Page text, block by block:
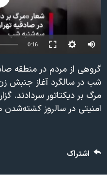
فرهنگ و زندگی
حقوق شهروندی
اقتصادی
اسرائیل در جنگ
گالری عکس
آرشیو پخش زنده
انتخابات ریاست جمهوری آمریکا
حمله جمهوری اسلامی به
ورزش زنان در ایران
اعتراضات زن، زندگی، آزادی
مجموعه مستندهای دادخواهی
دادگاه حمید نوری
زبانهای مختلف
Auto
240p
0:16
360p
480p
720p
گروهی از مردم در منطقه
شب در سالگرد آغاز جنبش
مرگ بر دیکتاتور سردادند.
امنیتی در سالروز کشته‌شدن
اشتراک